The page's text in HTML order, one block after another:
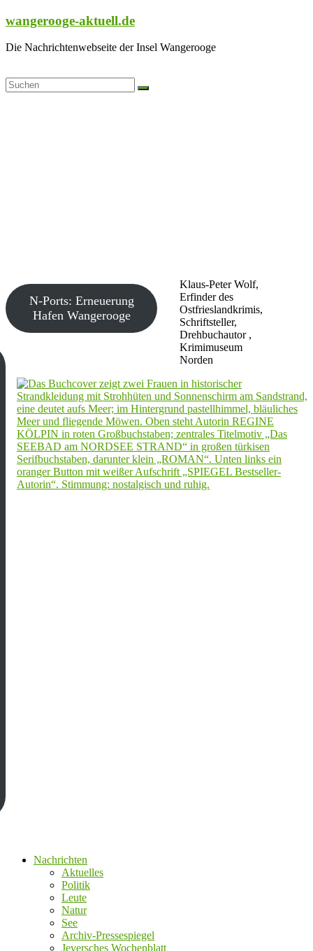
Zum
springen
wangerooge-aktuell.de
Die Nachrichtenwebseite der Insel Wangerooge
Klaus-Peter Wolf,
Erfinder des
Ostfrieslandkrimis,
Schriftsteller,
Drehbuchautor ,
Krimimuseum
Norden
N-Ports: Erneuerung
Hafen Wangerooge
Nachrichten
Aktuelles
Politik
Leute
Natur
See
Archiv-Pressespiegel
Jeversches Wochenblatt